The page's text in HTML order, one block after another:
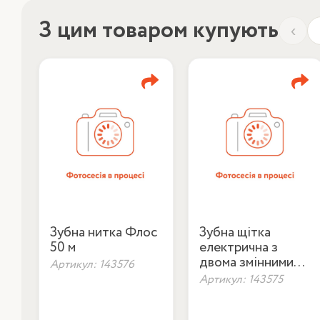
З цим товаром купують ‹
Зубна нитка Флос
50 м
Артикул: 143576
Зубна щітка
електрична з
двома змінними
насадками
Артикул: 143575